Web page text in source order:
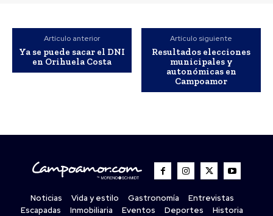
Artículo anterior
Ya se puede sacar el DNI
en Orihuela Costa
Artículo siguiente
Resultados elecciones
municipales y
autonómicas en
Campoamor
Noticias Vida y estilo Gastronomía
Entrevistas
Escapadas
Inmobiliaria Eventos Deportes
Historia